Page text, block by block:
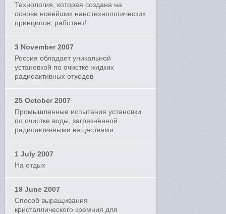
Технология, которая создана на
основе новейших нанотехнологических
принципов, работает!
3 November 2007
Россия обладает уникальной
установкой по очистке жидких
радиоактивных отходов
25 October 2007
Промышленные испытания установки
по очистке воды, загрязнённой
радиоактивными веществами
1 July 2007
На отдых
19 June 2007
Способ выращивания
кристаллического кремния для